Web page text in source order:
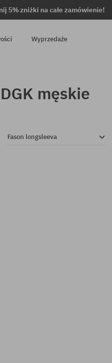
5% zniżki na całe zamówienie!
Wyprzedaże
męskie
Fason longsleeva